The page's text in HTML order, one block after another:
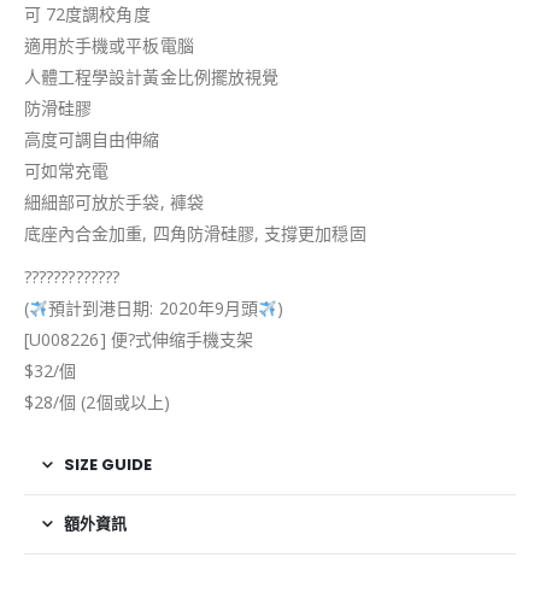
可 72度調校角度
適用於手機或平板電腦
人體工程學設計黃金比例擺放視覺
防滑硅膠
高度可調自由伸縮
可如常充電
細細部可放於手袋, 褲袋
底座內合金加重, 四角防滑硅膠, 支撐更加穏固
?????????????
(
預計到港日期: 2020年9月頭
)
[U008226] 便?式伸缩手機支架
$32/個
$28/個 (2個或以上)
SIZE GUIDE
額外資訊